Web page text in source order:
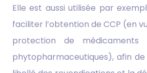
Elle est aussi utilisée par
faciliter l’obtention de CCP (en
protection de
phytopharmaceutiques), afin